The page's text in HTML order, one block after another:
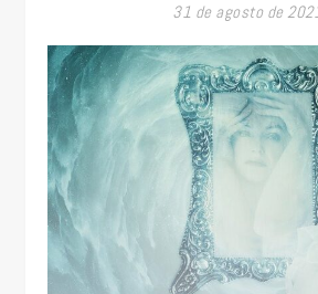
31 de agosto de